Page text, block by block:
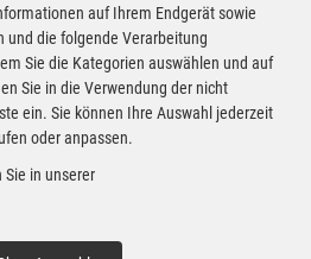
Daimler-auf Ihrem Endgerät sowie
und die folgende Verarbeitung
Sie die Kategorien auswählen und auf
Sie in die Verwendung der nicht
ein. Sie können Ihre Auswahl jederzeit
oder anpassen.
in unserer